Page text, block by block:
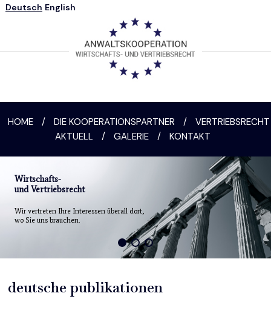
Deutsch English
HOME / DIE KOOPERATIONSPARTNER /
VERTRIEBSRECHT
AKTUELL
/ GALERIE / KONTAKT
Wirtschafts-
und Vertriebsrecht
Wir vertreten Ihre Interessen überall dort,
wo Sie uns brauchen.
deutsche publikationen